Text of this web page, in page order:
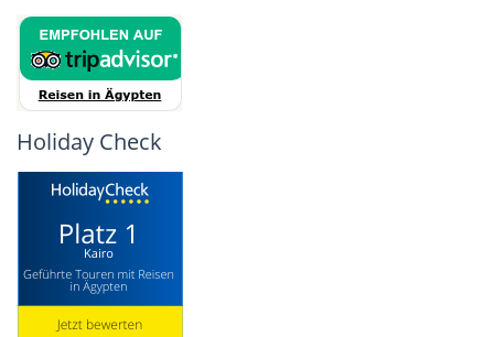
Holiday Check